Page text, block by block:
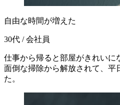
自由な時間が増えた
30代 / 会社員
仕事から帰ると部屋がきれいに
面倒な掃除から解放されて、平
た。